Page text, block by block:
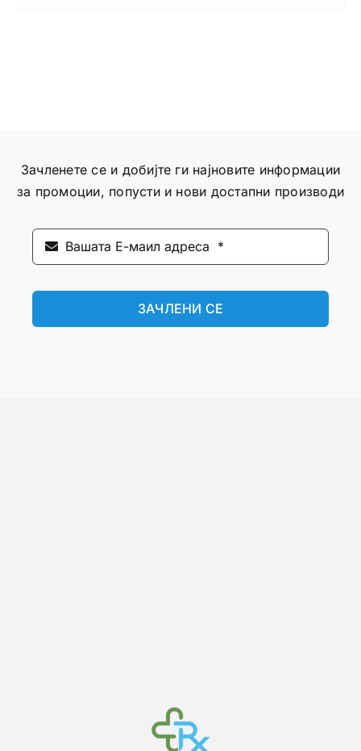
Зачленете се и добијте ги најновите информации
за промоции, попусти и нови достапни производи
ЗАЧЛЕНИ СЕ